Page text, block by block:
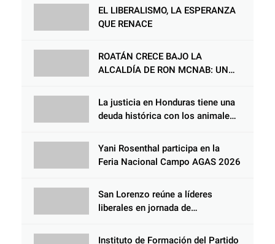
su protección en HondurasEL LIBERALISMO, LA ESPERANZA
QUE RENACE
ROATÁN CRECE BAJO LA
ALCALDÍA DE RON MCNAB: UN
COMUNIDAD Y DEL PARTIDO
LIBERAL
La justicia en Honduras tiene una
deuda histórica con los animales,
peso de la ley al responsable de
Choloma es consolidar un Estado
que protege al verdugo y
Yani Rosenthal participa en la
Feria Nacional Campo AGAS 2026
San Lorenzo reúne a líderes
liberales en jornada de
Instituto de Formación del Partido